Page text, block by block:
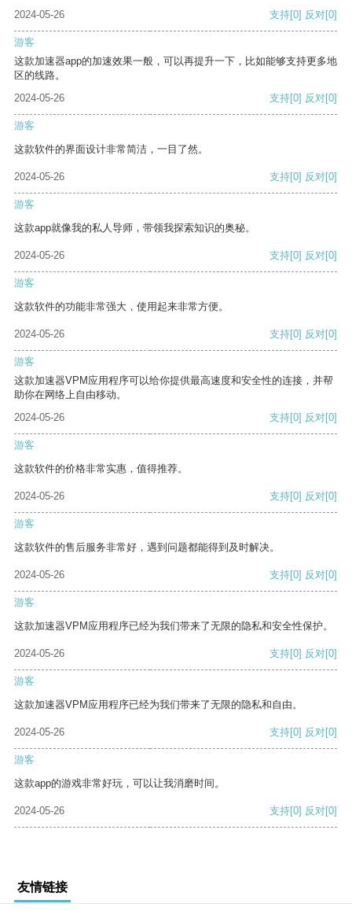
2024-05-26 支持[0] 反对[0]
游客
这款加速器app的加速效果一般，可以再提升一下，比如能够支持更多地
区的线路。
2024-05-26
支持[0] 反对[0]
游客
这款软件的界面设计非常简洁，一目了然。
2024-05-26 支持[0] 反对[0]
游客
这款app就像我的私人导师，带领我探索知识的奥秘。
2024-05-26 支持[0] 反对[0]
游客
这款软件的功能非常强大，使用起来非常方便。
2024-05-26 支持[0] 反对[0]
游客
这款加速器VPM应用程序可以给你提供最高速度和安全性的连接，并帮
助你在网络上自由移动。
2024-05-26
支持[0] 反对[0]
游客
这款软件的价格非常实惠，值得推荐。
2024-05-26 支持[0] 反对[0]
游客
这款软件的售后服务非常好，遇到问题都能得到及时解决。
2024-05-26 支持[0] 反对[0]
游客
这款加速器VPM应用程序已经为我们带来了无限的隐私和安全性保护。
2024-05-26 支持[0] 反对[0]
游客
这款加速器VPM应用程序已经为我们带来了无限的隐私和自由。
2024-05-26 支持[0] 反对[0]
游客
这款app的游戏非常好玩，可以让我消磨时间。
2024-05-26 支持[0] 反对[0]
友情链接